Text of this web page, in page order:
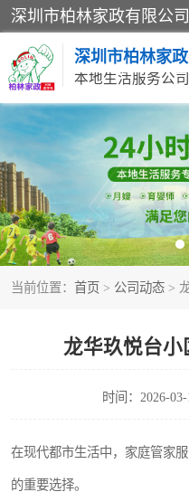
深圳市柏林家
本地生活服务公
当前位置： 首页 > 公司动态 >
龙华玖悦台
时间：2026-03-
在现代都市生活中，家庭管家
的重要选择。
家居保洁
家庭保姆